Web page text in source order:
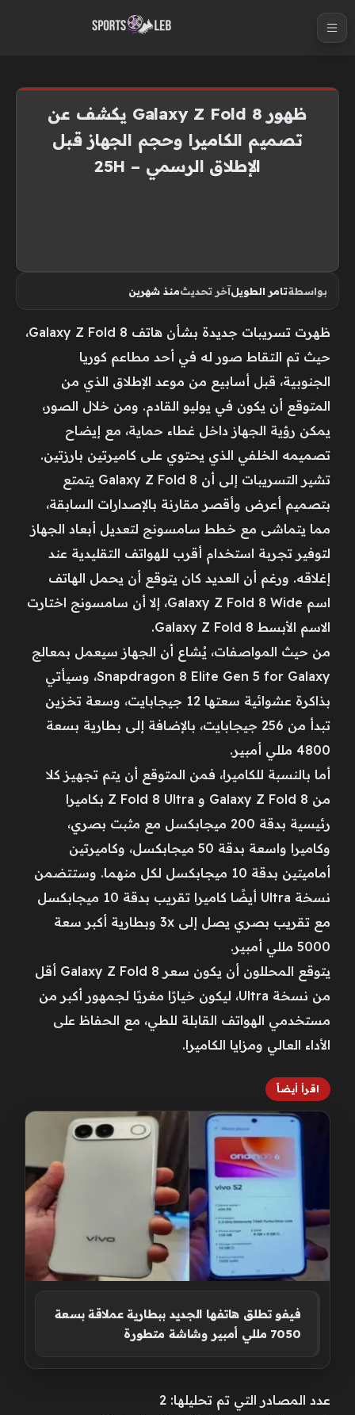
ظهور Galaxy Z Fold 8 يكشف عن
تصميم الكاميرا وحجم الجهاز قبل
الإطلاق الرسمي – 25H
بواسطةتامر الطويلآخر تحديثمنذ شهرين
ظهرت تسريبات جديدة بشأن هاتف Galaxy Z Fold 8،
حيث تم التقاط صور له في أحد مطاعم كوريا
الجنوبية، قبل أسابيع من موعد الإطلاق الذي من
المتوقع أن يكون في يوليو القادم. ومن خلال الصور،
يمكن رؤية الجهاز داخل غطاء حماية، مع إيضاح
تصميمه الخلفي الذي يحتوي على كاميرتين بارزتين.
تشير التسريبات إلى أن Galaxy Z Fold 8 يتمتع
بتصميم أعرض وأقصر مقارنة بالإصدارات السابقة،
مما يتماشى مع خطط سامسونج لتعديل أبعاد الجهاز
لتوفير تجربة استخدام أقرب للهواتف التقليدية عند
إغلاقه. ورغم أن العديد كان يتوقع أن يحمل الهاتف
اسم Galaxy Z Fold 8 Wide، إلا أن سامسونج اختارت
الاسم الأبسط Galaxy Z Fold 8.
من حيث المواصفات، يُشاع أن الجهاز سيعمل بمعالج
Snapdragon 8 Elite Gen 5 for Galaxy، وسيأتي
بذاكرة عشوائية سعتها 12 جيجابايت، وسعة تخزين
تبدأ من 256 جيجابايت، بالإضافة إلى بطارية بسعة
4800 مللي أمبير.
أما بالنسبة للكاميرا، فمن المتوقع أن يتم تجهيز كلا
من Galaxy Z Fold 8 و Z Fold 8 Ultra بكاميرا
رئيسية بدقة 200 ميجابكسل مع مثبت بصري،
وكاميرا واسعة بدقة 50 ميجابكسل، وكاميرتين
أماميتين بدقة 10 ميجابكسل لكل منهما. وستتضمن
نسخة Ultra أيضًا كاميرا تقريب بدقة 10 ميجابكسل
مع تقريب بصري يصل إلى 3x وبطارية أكبر سعة
5000 مللي أمبير.
يتوقع المحللون أن يكون سعر Galaxy Z Fold 8 أقل
من نسخة Ultra، ليكون خيارًا مغريًا لجمهور أكبر من
مستخدمي الهواتف القابلة للطي، مع الحفاظ على
الأداء العالي ومزايا الكاميرا.
اقرأ أيضاً
فيفو تطلق هاتفها الجديد ببطارية عملاقة بسعة
7050 مللي أمبير وشاشة متطورة
عدد المصادر التي تم تحليلها: 2